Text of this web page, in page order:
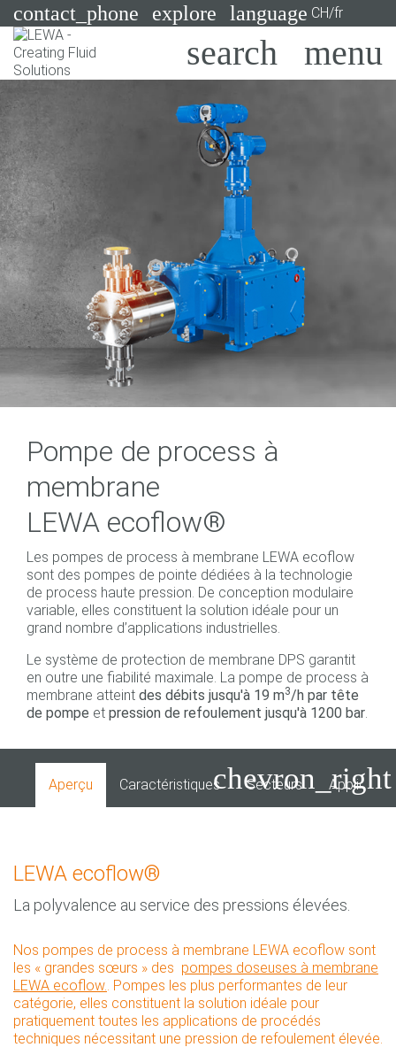
contact_phone explore language CH/fr
Systèmes
Secteurs
Applications
Services
Consulting
Technologies
Pompe de process à
membrane
LEWA ecoflow®
Les pompes de process à membrane LEWA ecoflow
sont des pompes de pointe dédiées à la technologie
de process haute pression. De conception modulaire
variable, elles constituent la solution idéale pour un
grand nombre d’applications industrielles.
Le système de protection de membrane DPS garantit
en outre une fiabilité maximale. La pompe de process à
membrane atteint des débits jusqu'à 19 m3/h par tête
de pompe et pression de refoulement jusqu'à 1200 bar.
Aperçu Caractéristiques Secteurs
chevron_right
LEWA ecoflow®
La polyvalence au service des pressions élevées.
Nos pompes de process à membrane LEWA ecoflow sont
les « grandes sœurs » des pompes doseuses à membrane
LEWA ecoflow.. Pompes les plus performantes de leur
catégorie, elles constituent la solution idéale pour
pratiquement toutes les applications de procédés
techniques nécessitant une pression de refoulement élevée.